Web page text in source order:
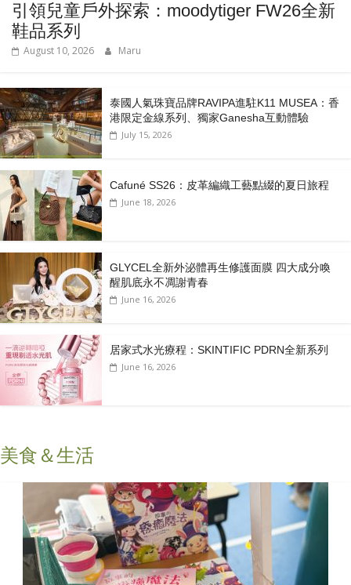
引領兒童戶外探索：moodytiger FW26全新
鞋品系列
August 10, 2026 Maru
泰國人氣珠寶品牌RAVIPA進駐K11 MUSEA：香
港限定金線系列、獨家Ganesha互動體驗
July 15, 2026
Cafuné SS26：皮革編織工藝點綴的夏日旅程
June 18, 2026
GLYCEL全新外泌體再生修護面膜 四大成分喚
醒肌底永不凋謝青春
June 16, 2026
居家式水光療程：SKINTIFIC PDRN全新系列
June 16, 2026
美食＆生活